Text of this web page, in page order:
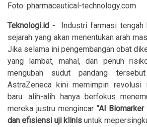
Foto: pharmaceutical-technology.com
Teknologi.id - Industri farmasi
sejarah yang akan menentukan arah
Jika selama ini pengembangan obat
yang lambat, mahal, dan penuh
mengubah sudut pandang
AstraZeneca kini memimpin revolusi
baru: alih-alih hanya berfokus
mereka justru mengincar"AI Biomarker
dan efisiensi uji klinis untuk